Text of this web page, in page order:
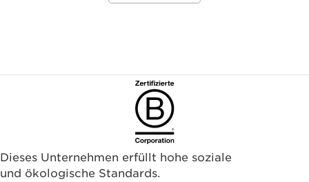
Dieses Unternehmen erfüllt hohe soziale
und ökologische Standards.